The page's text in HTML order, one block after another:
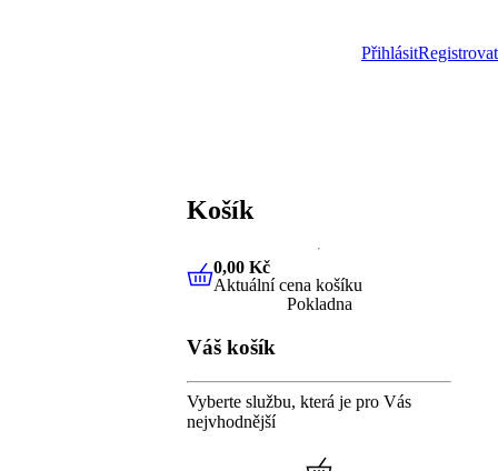
PřihlásitRegistrovat
Košík
0,00 KčAktuální cena košíku
0,00 Kč
Aktuální cena košíku
Pokladna
Váš košík
Vyberte službu, která je pro Vás
nejvhodnější